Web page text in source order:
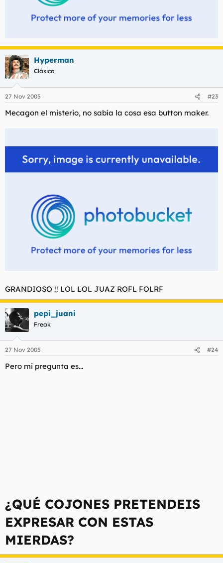
Hyperman
Clásico
27 Nov 2005 #23
Mecagon el misterio, no sabía la cosa esa button maker.
GRANDIOSO !! LOL LOL JUAZ ROFL FOLRF
pepi_juani
Freak
27 Nov 2005 #24
Pero mi pregunta es...
¿QUÉ COJONES PRETENDEIS
EXPRESAR CON ESTAS
MIERDAS?